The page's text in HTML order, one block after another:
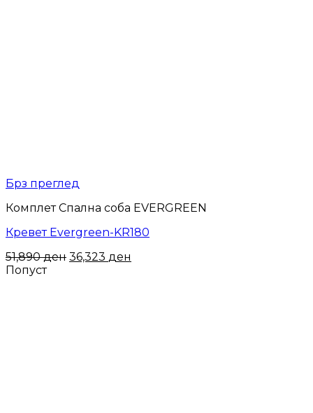
Брз преглед
Комплет Спална соба EVERGREEN
Кревет Evergreen-KR180
51,890ден 36,323 ден
Попуст